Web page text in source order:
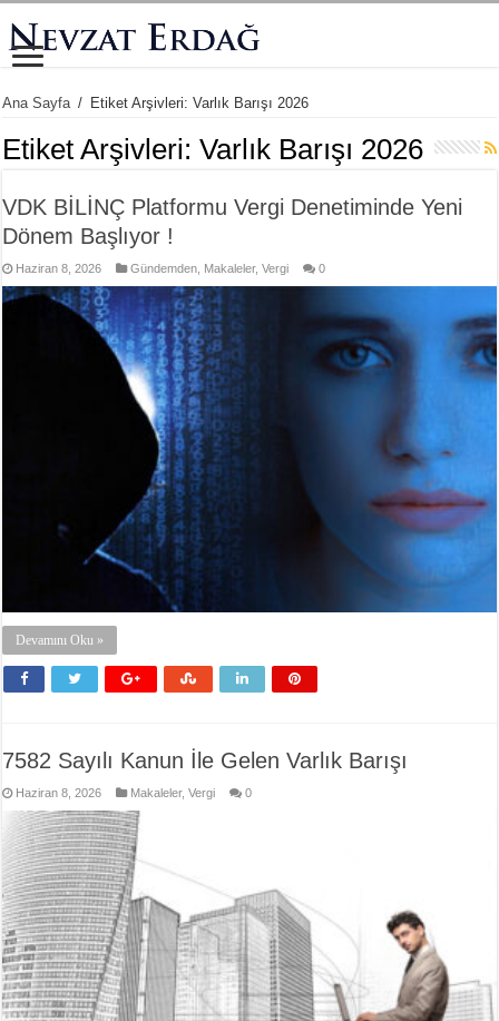
Ana Sayfa / Etiket Arşivleri: Varlık Barışı 2026
Etiket Arşivleri:Varlık Barışı 2026
VDK BİLİNÇ Platformu Vergi Denetiminde Yeni
Dönem Başlıyor !
Haziran 8, 2026 Gündemden Makaleler,Vergi 0
Devamını Oku »
7582 Sayılı Kanun İle Gelen Varlık Barışı
Haziran 8, 2026 Makaleler,Vergi 0